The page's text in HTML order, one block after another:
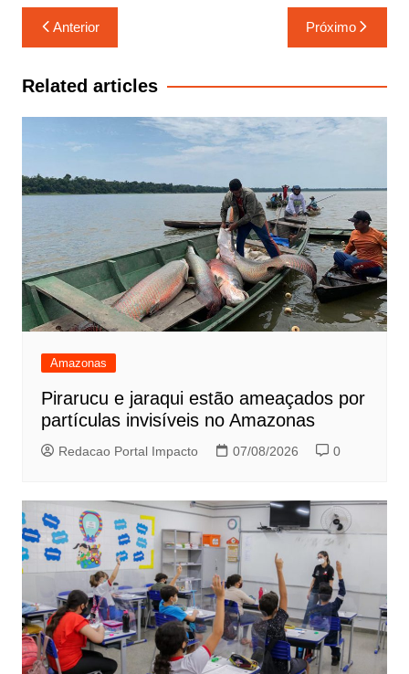
Navegação
de
Post
Anterior Próximo
Related articles
Amazonas
Pirarucu e jaraqui estão ameaçados por
partículas invisíveis no Amazonas
Redacao Portal Impacto 07/08/2026 0